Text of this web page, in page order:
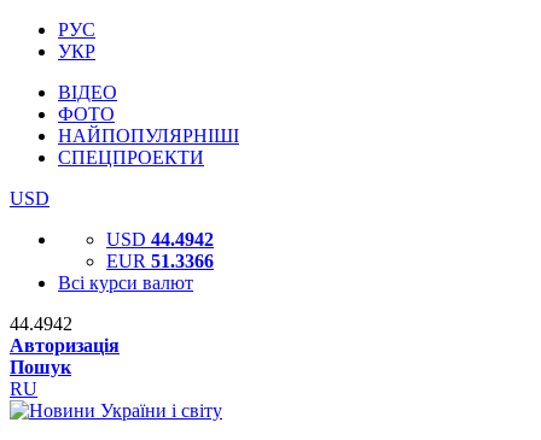
РУС
УКР
ВІДЕО
ФОТО
НАЙПОПУЛЯРНІШІ
СПЕЦПРОЕКТИ
USD
USD 44.4942
EUR 51.3366
Всі курси валют
44.4942
Авторизація
Пошук
RU